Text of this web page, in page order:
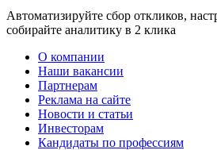
Автоматизируйте сбор откликов,
собирайте аналитику в 2 клика
О компании
Наши вакансии
Партнерам
Реклама на сайте
Новости и статьи
Инвесторам
Кандидаты по профессиям